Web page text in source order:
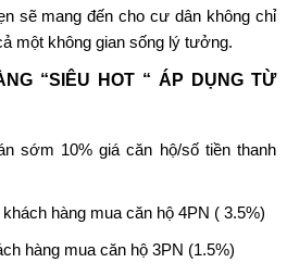
sẽ mang đến cho cư dân không chỉ
một không gian sống lý tưởng.
“SIÊU HOT “ ÁP DỤNG TỪ
sớm 10% giá căn hộ/số tiền thanh
hàng mua căn hộ 4PN ( 3.5%)
hàng mua căn hộ 3PN (1.5%)